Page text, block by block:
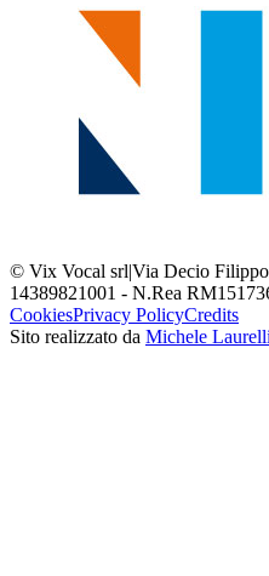
© Vix Vocal srl|Via Decio
14389821001 - N.Rea
CookiesPrivacy PolicyCredits
Sito realizzato da Michele Laurelli